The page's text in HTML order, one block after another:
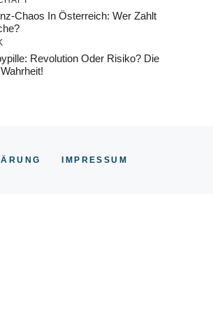
Chaos In Österreich: Wer Zahlt
Revolution Oder Risiko? Die
IMPRESSU M